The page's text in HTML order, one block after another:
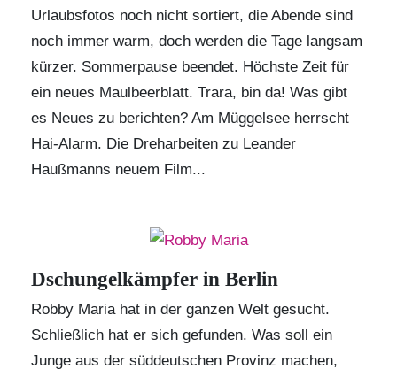
Urlaubsfotos noch nicht sortiert, die Abende sind
noch immer warm, doch werden die Tage langsam
kürzer. Sommerpause beendet. Höchste Zeit für
ein neues Maulbeerblatt. Trara, bin da! Was gibt
es Neues zu berichten? Am Müggelsee herrscht
Hai-Alarm. Die Dreharbeiten zu Leander
Haußmanns neuem Film...
Dschungelkämpfer in Berlin
Robby Maria hat in der ganzen Welt gesucht.
Schließlich hat er sich gefunden. Was soll ein
Junge aus der süddeutschen Provinz machen,